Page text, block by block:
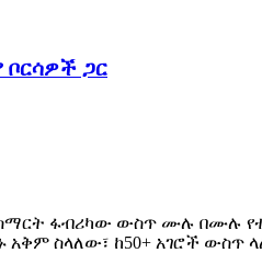
ቦርሳዎች ጋር
ስማርት ፋብሪካው ውስጥ ሙሉ በሙሉ
አቅም ስላለው፣ ከ50+ አገሮች ውስጥ